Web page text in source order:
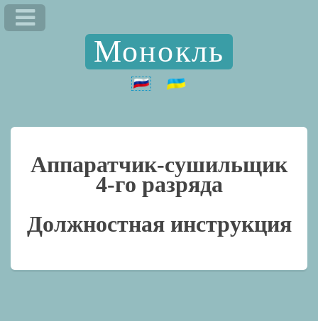
Монокль
Аппаратчик-сушильщик
4-го разряда
Должностная инструкция